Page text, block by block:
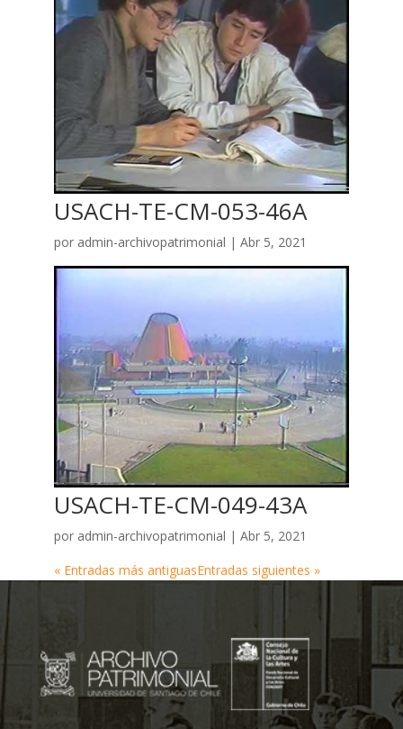
USACH-TE-CM-053-46A
por admin-archivopatrimonial | Abr 5, 2021
USACH-TE-CM-049-43A
por admin-archivopatrimonial | Abr 5, 2021
« Entradas más antiguasEntradas siguientes »